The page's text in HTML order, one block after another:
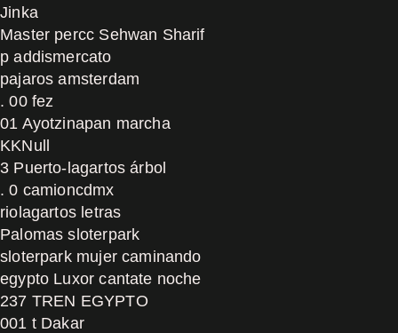
Jinka
Master percc Sehwan Sharif
p addismercato
pajaros amsterdam
. 00 fez
01 Ayotzinapan marcha
KKNull
3 Puerto-lagartos árbol
. 0 camioncdmx
riolagartos letras
Palomas sloterpark
sloterpark mujer caminando
egypto Luxor cantate noche
237 TREN EGYPTO
001 t Dakar